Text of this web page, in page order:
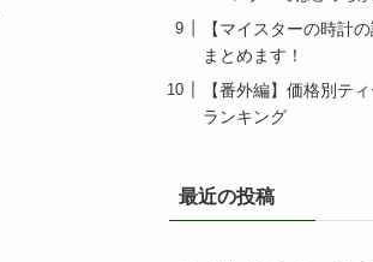
【マイスターの時計
まとめます！
【番外編】価格別テ
ランキング
最近の投稿